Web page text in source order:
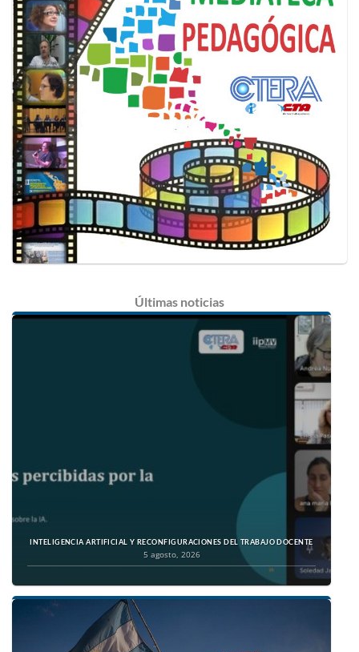
Últimas noticias
INTELIGENCIA ARTIFICIAL Y RECONFIGURACIONES DEL TRABAJO DOCENTE
5 agosto, 2026